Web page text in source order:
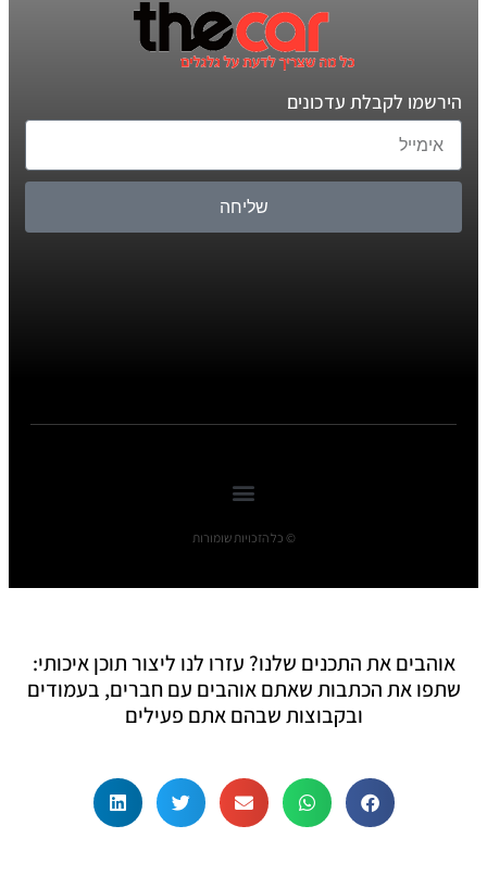
הירשמו לקבלת עדכונים
שליחה
© כל הזכויות שומורות
אוהבים את התכנים שלנו? עזרו לנו ליצור תוכן איכותי:
שתפו את הכתבות שאתם אוהבים עם חברים, בעמודים
ובקבוצות שבהם אתם פעילים